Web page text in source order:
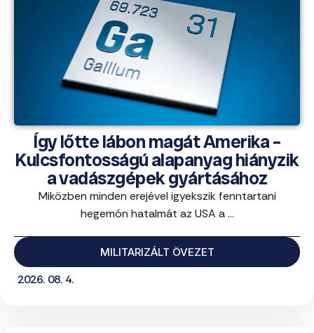
Így lőtte lábon magát Amerika –
Kulcsfontosságú alapanyag hiányzik
a vadászgépek gyártásához
Miközben minden erejével igyekszik fenntartani
hegemón hatalmát az USA a ...
MILITARIZÁLT ÖVEZET
2026. 08. 4.